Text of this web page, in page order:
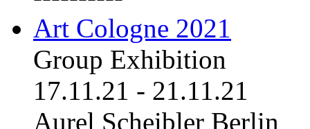
Art Cologne 2021
Group Exhibition
17.11.21 - 21.11.21
Aurel Scheibler Berlin